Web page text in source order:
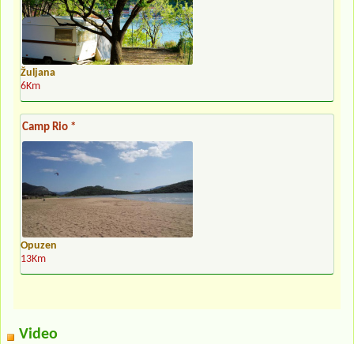
Žuljana
6Km
Camp Rio *
Opuzen
13Km
Video